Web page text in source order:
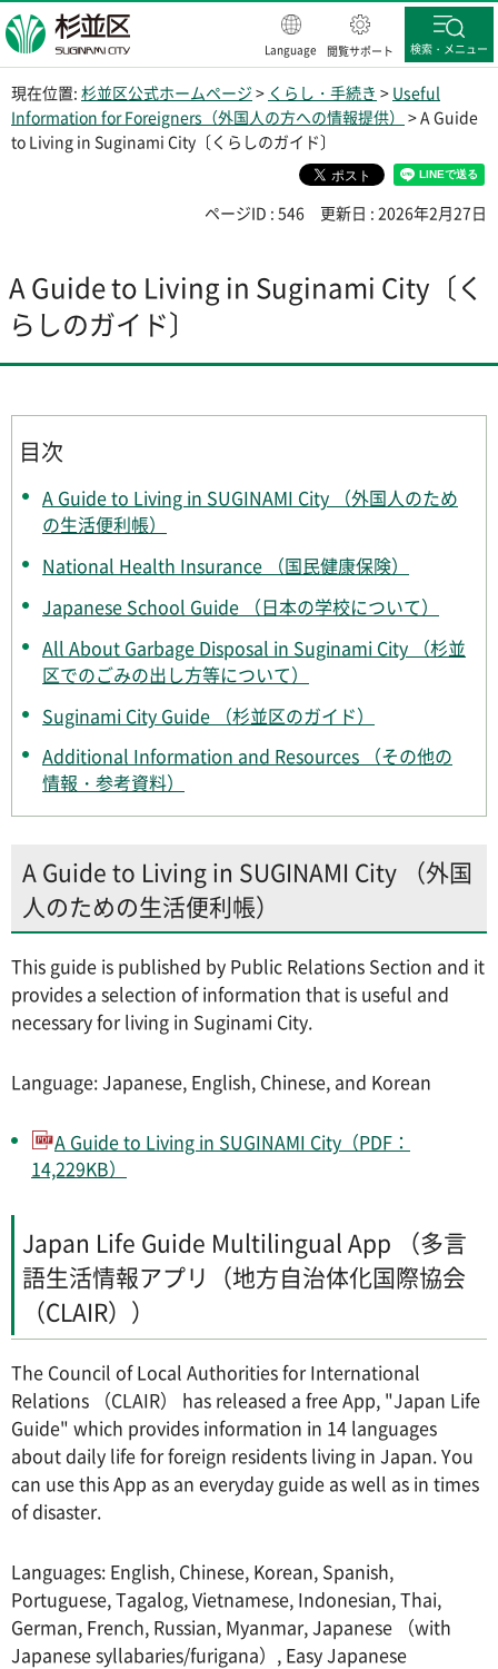
杉並区
Language 閲覧サポート 検索・メニュー
現在位置: 杉並区公式ホームページ > くらし・手続き > Useful
Information for Foreigners（外国人の方への情報提供） > A Guide
to Living in Suginami City〔くらしのガイド〕
ページID : 546 更新日 : 2026年2月27日
A Guide to Living in Suginami City〔く
らしのガイド〕
目次
A Guide to Living in SUGINAMI City （外国人のため
の生活便利帳）
National Health Insurance （国民健康保険）
Japanese School Guide （日本の学校について）
All About Garbage Disposal in Suginami City （杉並
区でのごみの出し方等について）
Suginami City Guide （杉並区のガイド）
Additional Information and Resources （その他の
情報・参考資料）
A Guide to Living in SUGINAMI City （外国
人のための生活便利帳）
This guide is published by Public Relations Section and it
provides a selection of information that is useful and
necessary for living in Suginami City.
Language: Japanese, English, Chinese, and Korean
A Guide to Living in SUGINAMI City（PDF：
14,229KB）
Japan Life Guide Multilingual App （多言
語生活情報アプリ（地方自治体化国際協会
（CLAIR））
The Council of Local Authorities for International
Relations （CLAIR） has released a free App, "Japan Life
Guide" which provides information in 14 languages
about daily life for foreign residents living in Japan. You
can use this App as an everyday guide as well as in times
of disaster.
Languages: English, Chinese, Korean, Spanish,
Portuguese, Tagalog, Vietnamese, Indonesian, Thai,
German, French, Russian, Myanmar, Japanese （with
Japanese syllabaries/furigana）, Easy Japanese